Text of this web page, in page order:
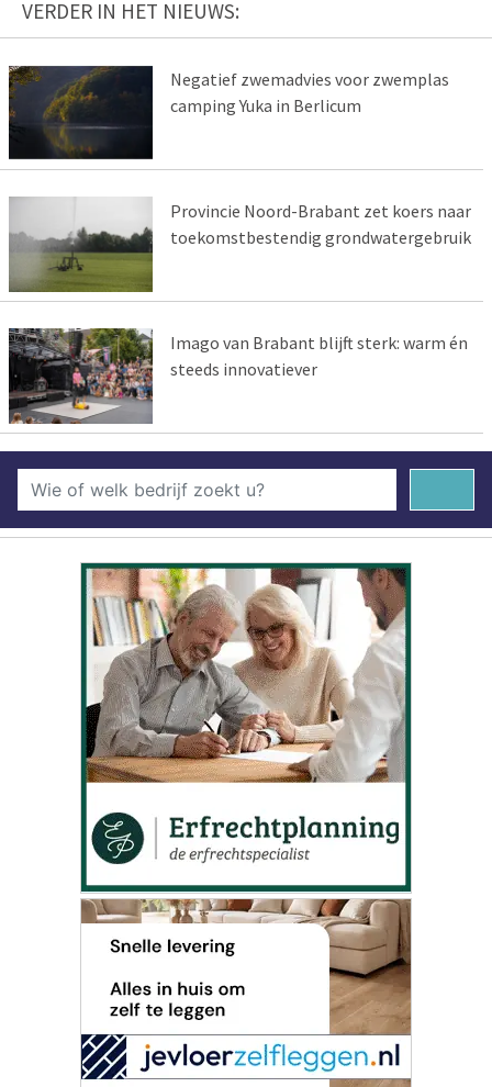
VERDER IN HET NIEUWS:
Negatief zwemadvies voor zwemplas
camping Yuka in Berlicum
Provincie Noord-Brabant zet koers naar
toekomstbestendig grondwatergebruik
Imago van Brabant blijft sterk: warm én
steeds innovatiever